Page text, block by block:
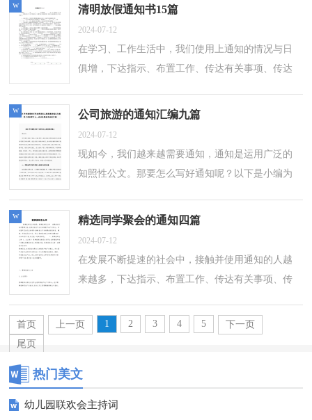
式，你掌握了吗？下面是小编帮大家整理的...
清明放假通知书15篇
2024-07-12
在学习、工作生活中，我们使用上通知的情况与日
俱增，下达指示、布置工作、传达有关事项、传达
知。你知道通知怎样写才规范吗？下面是...
w
公司旅游的通知汇编九篇
2024-07-12
现如今，我们越来越需要通知，通知是运用广泛的
知照性公文。那要怎么写好通知呢？以下是小编为
够帮助到大家。公司旅游的通知 篇1全体...
w
精选同学聚会的通知四篇
2024-07-12
在发展不断提速的社会中，接触并使用通知的人越
来越多，下达指示、布置工作、传达有关事项、传
通知。通知的注意事项有许多，你确定会...
w
首页 上一页 1 2 3 4 5
下一页
尾页
热门美文
幼儿园联欢会主持词